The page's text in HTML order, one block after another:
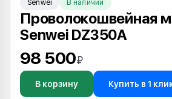
Senwei В наличии
Проволокошвейная
Senwei DZ350A
98 500₽
В корзину Купить в 1